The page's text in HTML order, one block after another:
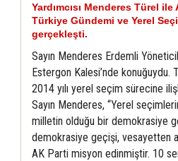
Yardımcısı Menderes Türel
Türkiye Gündemi ve Yerel
gerçekleşti.
Sayın Menderes Erdemli
Estergon Kalesi’nde konuğuydu.
2014 yılı yerel seçim sürecine
Sayın Menderes, “Yerel
milletin olduğu bir demokrasiye
demokrasiye geçişi, vesayetten
AK Parti misyon edinmiştir. 10